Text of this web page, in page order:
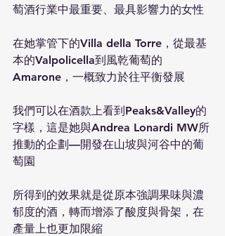
萄酒行業中最重要、最具影響力的女性
在她掌管下的Villa della Torre，從最基
本的Valpolicella到風乾葡萄的
Amarone，一概致力於往平衡發展
我們可以在酒款上看到Peaks&Valley的
字樣，這是她與Andrea Lonardi MW所
推動的企劃—開發在山坡與河谷中的葡
萄園
所得到的效果就是從原本強調果味與濃
郁度的酒，轉而增添了酸度與骨架，在
產量上也更加限縮